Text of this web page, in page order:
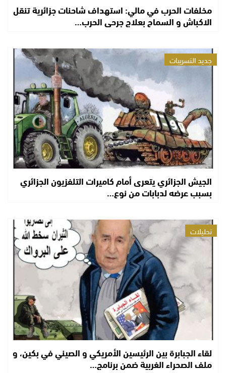
مخلفات الحرب في مالي: استهداف شاحنات جزائرية تنقل
الاكباش و السماح بعلاج جرحى الحرب…
جديد التسريبات
الجيش الجزائري يتعرى أمام كاميرات التلفزيون الجزائري
بسبب عرضه لدبابات من نوع…
تحليلات
لقاء الجبابرة بين الرئيسين الأمريكي و الصيني في بكين، و
ملف الصحراء الغربية ضمن برنامج…